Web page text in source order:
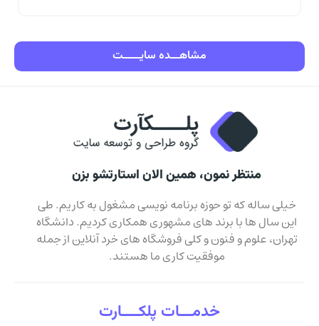
مشاهـــده سایــــــت
منتظر نمون، همین الان استارتشو بزن
خیلی ساله که تو حوزه برنامه نویسی مشغول به کاریم. طی
این سال ها با برند های مشهوری همکاری کردیم. دانشگاه
تهران، علوم و فنون و کلی فروشگاه های خرد آنلاین از جمله
موفقیت کاری ما هستند.
خدمـــات پلکــــارت